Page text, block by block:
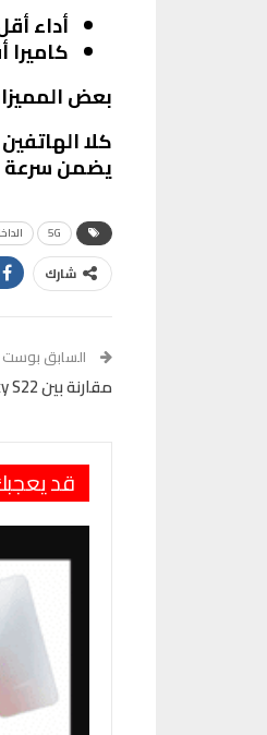
أداء
بعض
يضمن سرعة
5G
شارك
السابق بوست
مقارنة بين Galaxy S22 وS21 هل يستحق الترقية
قد